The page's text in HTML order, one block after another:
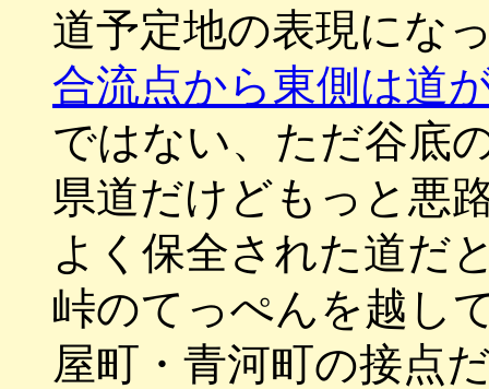
道予定地の表現にな
合流点から東側は道
ではない、ただ谷底
県道だけどもっと悪
よく保全された道だ
峠のてっぺんを越し
屋町・青河町の接点